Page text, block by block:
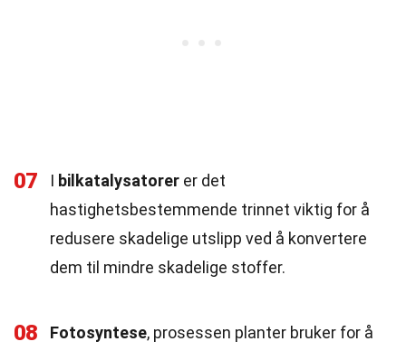
07 I bilkatalysatorer er det
hastighetsbestemmende trinnet viktig for å
redusere skadelige utslipp ved å konvertere
dem til mindre skadelige stoffer.
08 Fotosyntese, prosessen planter bruker for å